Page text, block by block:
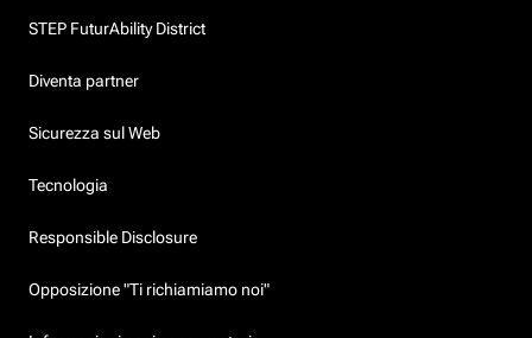
STEP FuturAbility District
Diventa partner
Sicurezza sul Web
Tecnologia
Responsible Disclosure
Opposizione "Ti richiamiamo noi"